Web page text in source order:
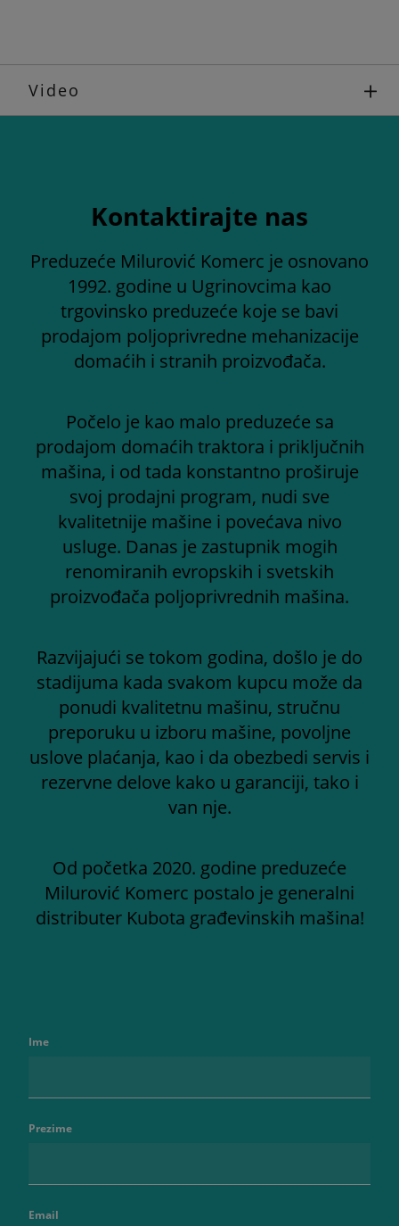
Video
Kontaktirajte nas
Preduzeće Milurović Komerc je osnovano
1992. godine u Ugrinovcima kao
trgovinsko preduzeće koje se bavi
prodajom poljoprivredne mehanizacije
domaćih i stranih proizvođača.
Počelo je kao malo preduzeće sa
prodajom domaćih traktora i priključnih
mašina, i od tada konstantno proširuje
svoj prodajni program, nudi sve
kvalitetnije mašine i povećava nivo
usluge. Danas je zastupnik mogih
renomiranih evropskih i svetskih
proizvođača poljoprivrednih mašina.
Razvijajući se tokom godina, došlo je do
stadijuma kada svakom kupcu može da
ponudi kvalitetnu mašinu, stručnu
preporuku u izboru mašine, povoljne
uslove plaćanja, kao i da obezbedi servis i
rezervne delove kako u garanciji, tako i
van nje.
Od početka 2020. godine preduzeće
Milurović Komerc postalo je generalni
distributer Kubota građevinskih mašina!
Ime
Prezime
Email